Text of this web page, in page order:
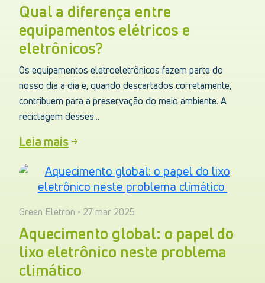
Qual a diferença entre
equipamentos elétricos e
eletrônicos?
Os equipamentos eletroeletrônicos fazem parte do
nosso dia a dia e, quando descartados corretamente,
contribuem para a preservação do meio ambiente. A
reciclagem desses...
Leia mais
Green Eletron • 27 mar 2025
Aquecimento global: o papel do
lixo eletrônico neste problema
climático